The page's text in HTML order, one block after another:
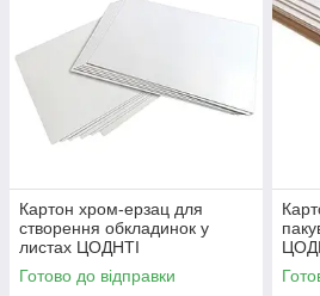
Картон хром-ерзац для
створення обкладинок у
листах ЦОДНТІ
610x1050x0,37 мм щільність
270 г/м2 10 листів
Готово до відправки